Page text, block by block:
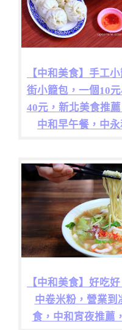
【中和美食】手工
街小籠包，一個10
40元，新北美食推
中和早午餐，中
【中和美食】好吃
中卷米粉，營業到
食，中和宵夜推薦